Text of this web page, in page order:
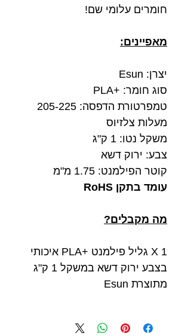
חומרים עלומי שם!
מאפיינים:
יצרן: Esun
סוג חומר: +PLA
טמפרטורת הדפסה: 205-225
מעלות צלזיוס
משקל נטו: 1 ק"ג
צבע: ירוק דשא
קוטר הפילמנט: 1.75 מ"מ
עומד בתקן RoHS
מה מקבלים?
1 X גליל פילמנט +PLA איכותי
בצבע ירוק דשא במשקל 1 ק"ג
מתוצרת Esun